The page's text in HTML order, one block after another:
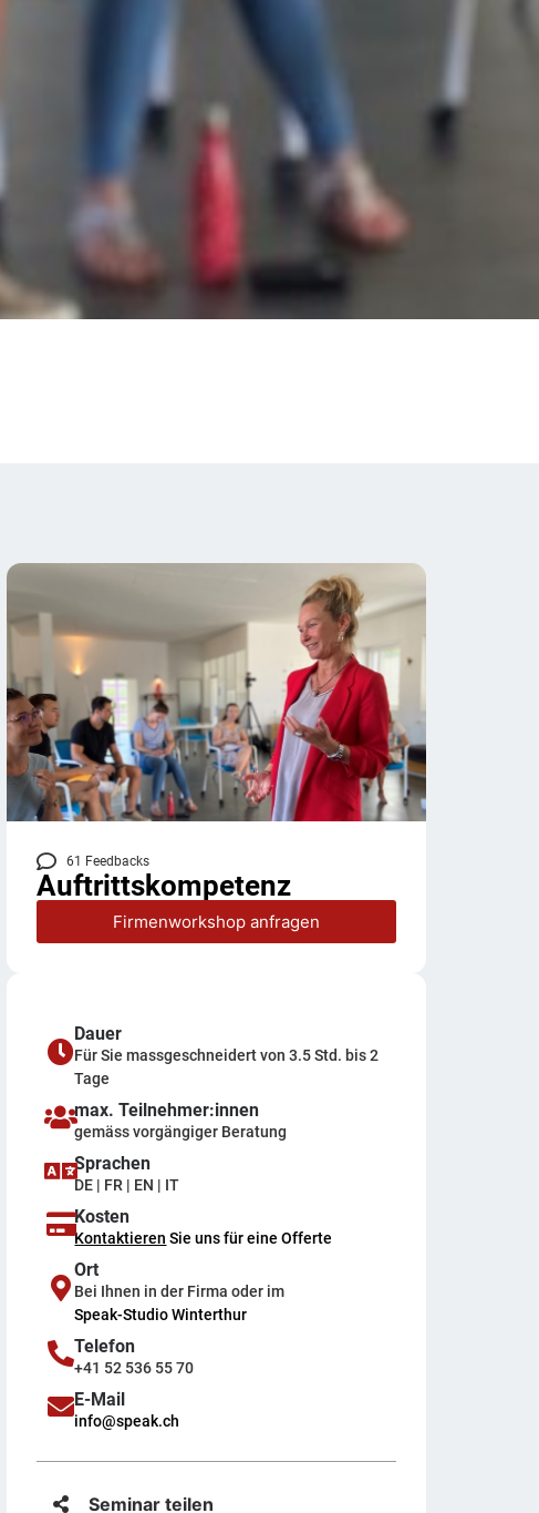
61 Feedbacks
Auftrittskompetenz
Firmenworkshop anfragen
Dauer
Für Sie massgeschneidert von 3.5 Std. bis 2
Tage
max. Teilnehmer:innen
gemäss vorgängiger Beratung
Sprachen
DE | FR | EN | IT
Kosten
Kontaktieren Sie uns für eine Offerte
Ort
Bei Ihnen in der Firma oder im
Speak-Studio Winterthur
Telefon
+41 52 536 55 70
E-Mail
info@speak.ch
Seminar teilen